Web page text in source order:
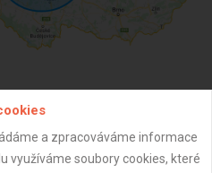
dne 01.01.2024 06:30:10
a zpracováváme informace
využíváme soubory cookies, které